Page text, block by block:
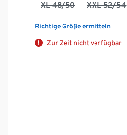
XL 48/50 XXL 52/54
Richtige Größe ermitteln
Zur Zeit nicht verfügbar